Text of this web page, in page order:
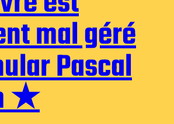
mal géré
Pascal
★